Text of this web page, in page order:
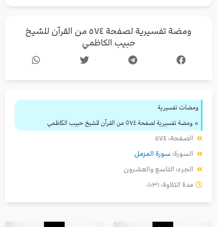
ومضة تفسيرية لصفحة ٥٧٤ من القرآن للشيخ
حبيب الكاظمي
ومضات تفسيرية
» ومضة تفسيرية لصفحة ٥٧٤ من القرآن للشيخ حبيب الكاظمي
الصفحة: ٥٧٤
السورة: سورة المزمل
الجزء: التاسع والعشرون
مدة التلاوة: ٠١:٣١